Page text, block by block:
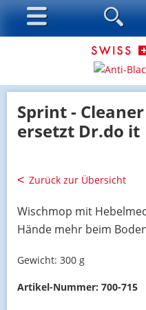
Sprint -
ersetzt Dr.do it
Zurück zur Übersicht
Wischmop mit
Hände mehr beim
Gewicht: 300 g
Artikel-Nummer: 700-715